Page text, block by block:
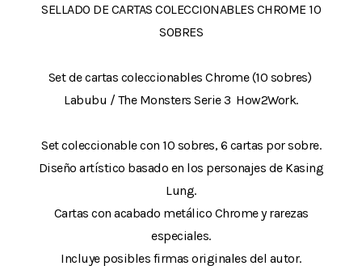
SELLADO DE CARTAS COLECCIONABLES CHROME 10
SOBRES
Set de cartas coleccionables Chrome (10 sobres) 
Labubu / The Monsters Serie 3  How2Work.
Set coleccionable con 10 sobres, 6 cartas por sobre.
Diseño artístico basado en los personajes de Kasing
Lung.
Cartas con acabado metálico Chrome y rarezas
especiales.
Incluye posibles firmas originales del autor.